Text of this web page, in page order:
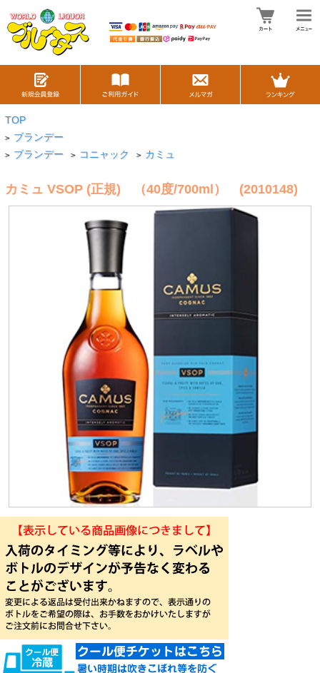
TOP
> ブランデー
> ブランデー > コニャック > カミュ
カミュ VSOP (正規) （40度/700ml） (2010148)